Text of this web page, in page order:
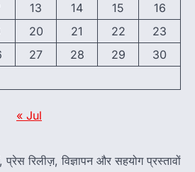
13 14 15
16
20 21 22
23
27 28 29
30
« Jul
रिलीज़, विज्ञापन और सहयोग प्रस्तावों